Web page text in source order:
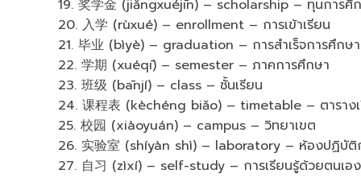
19. 奖学金 (jiǎngxuéjīn) – scholarship – ทุนการศึ
20. 入学 (rùxué) – enrollment – การเข้าเรียน
21. 毕业 (bìyè) – graduation – การสำเร็จการศึกษา
22. 学期 (xuéqī) – semester – ภาคการศึกษา
23. 班级 (bānjí) – class – ชั้นเรียน
24. 课程表 (kèchéng biǎo) – timetable – ตาราง
25. 校园 (xiàoyuán) – campus – วิทยาเขต
26. 实验室 (shíyàn shì) – laboratory – ห้องปฏิบัติ
27. 自习 (zìxí) – self-study – การเรียนรู้ด้วยตนเอง